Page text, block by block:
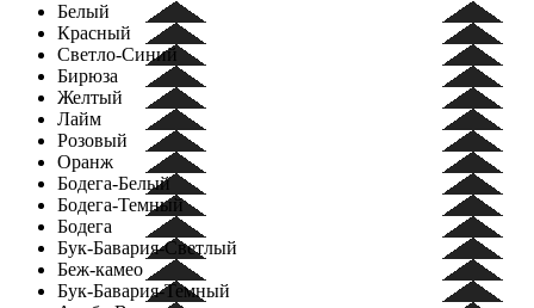
Белый
Красный
Светло-Синий
Бирюза
Желтый
Лайм
Розовый
Оранж
Бодега-Белый
Бодега-Темный
Бодега
Бук-Бавария-Светлый
Беж-камео
Бук-Бавария-Темный